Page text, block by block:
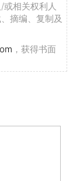
相关权利人
摘编、复制及
，获得书面